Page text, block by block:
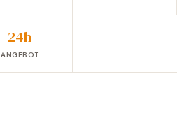
24h
ANGEBOT